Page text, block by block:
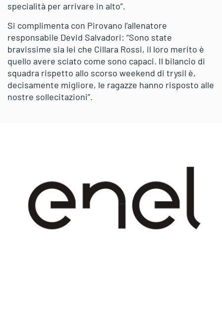
specialità per arrivare in alto”.
Si complimenta con Pirovano l’allenatore
responsabile Devid Salvadori: “Sono state
bravissime sia lei che Cillara Rossi, il loro merito è
quello avere sciato come sono capaci. Il bilancio di
squadra rispetto allo scorso weekend di trysil è,
decisamente migliore, le ragazze hanno risposto alle
nostre sollecitazioni”.